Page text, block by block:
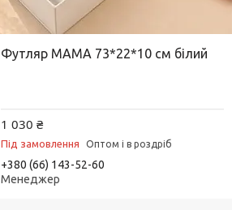
Футляр МАМА 73*22*10 см білий
1 030 ₴
Під замовлення Оптом і в роздріб
+380 (66) 143-52-60
Менеджер